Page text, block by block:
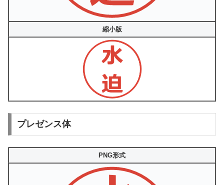
縮小版
プレゼンス体
PNG形式